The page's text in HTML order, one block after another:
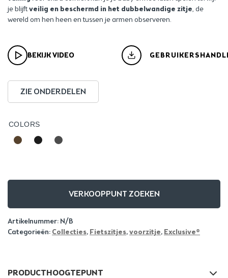
je blijftveilig en beschermd in het dubbelwandige zitje, de
wereld om hen heen en tussen je armen observeren.
BEKIJK VIDEO
ZIE ONDERDELEN
COLORS
VERKOOPPUNT ZOEKEN
Artikelnummer: N/B
Categorieën: Collecties, Fietszitjes,voorzitje, Exclusive®
PRODUCTHOOGTEPUNT